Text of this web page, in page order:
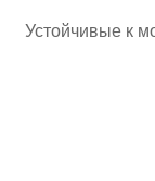
Устойчивые к